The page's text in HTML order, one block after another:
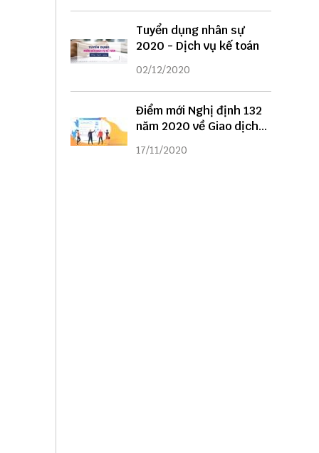
Tuyển dụng nhân sự
2020 - Dịch vụ kế toán
02/12/2020
Điểm mới Nghị định 132
năm 2020 về Giao dịch
liên kết
17/11/2020